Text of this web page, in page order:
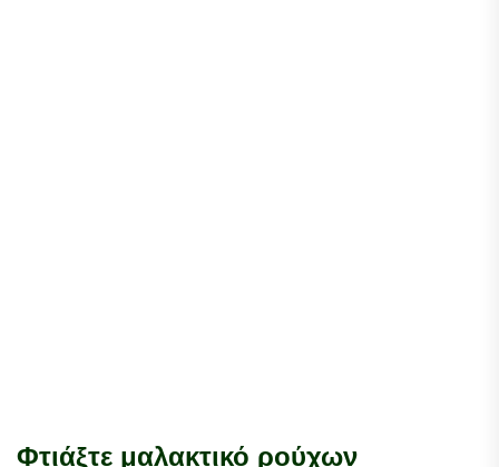
Φτιάξτε μαλακτικό ρούχων